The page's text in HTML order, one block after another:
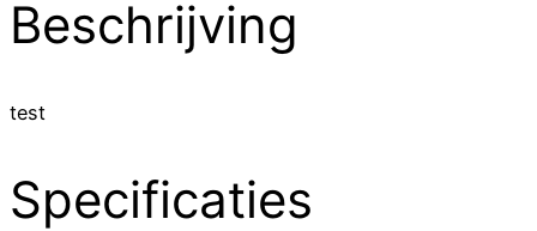
Beschrijving
test
Specificaties